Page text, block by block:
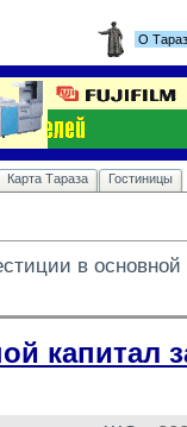
О
Карта Тараза Гостиницы
в основной
капитал